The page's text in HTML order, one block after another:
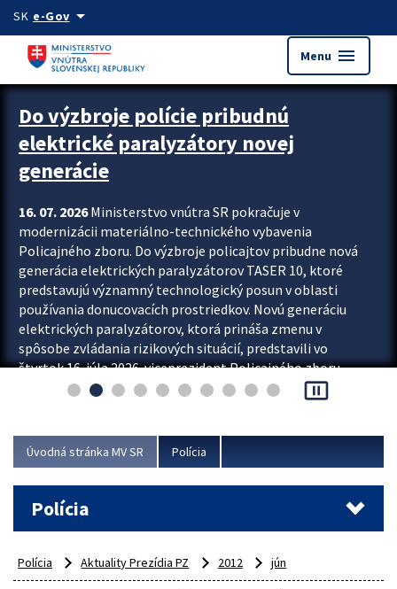
Preskocit na hlavný obsah
SK e-Govarrow_drop_down
Menu menu
Zastavit automatický posun upútavok
Do výzbroje polície pribudnú
elektrické paralyzátory novej
generácie
16. 07. 2026Ministerstvo vnútra SR pokračuje v
modernizácii materiálno-technického vybavenia
Policajného zboru. Do výzbroje policajtov pribudne nová
generácia elektrických paralyzátorov TASER 10, ktoré
predstavujú významný technologický posun v oblasti
používania donucovacích prostriedkov. Novú generáciu
elektrických paralyzátorov, ktorá prináša zmenu v
spôsobe zvládania rizikových situácií, predstavili vo
štvrtok 16. júla 2026 viceprezident Policajného zboru
Rastislav Polakovič a riaditeľ odboru výcviku...
pause_presentation
Úvodná stránka MV SR Polícia
Polícia
Polícia Aktuality Prezídia PZ 2012 jún